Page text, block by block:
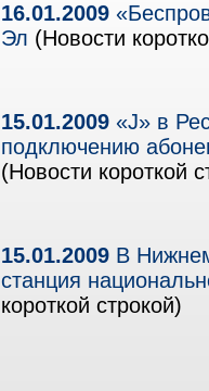
16.01.2009
Эл (Новости
15.01.2009 «J» в
подключению
(Новости короткой
15.01.2009 В
станция
короткой строкой)